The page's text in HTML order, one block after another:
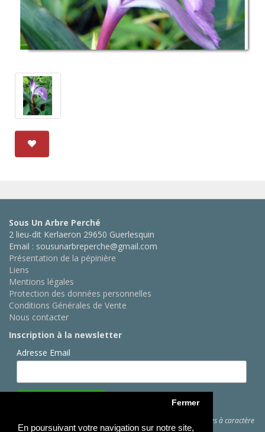
En poursuivant votre navigation sur notre site,
Fermer
Sous Un Arbre Perché
2 lieu-dit Kerlaeron 29650 Guerlesquin
Email : sousunarbreperche@gmail.com
Présentation de la pépinière
Liens
Mentions légales
Protection des données personnelles
Conditions Générales de Vente
Nous contacter
Inscription à la newsletter
Adresse Email
pour des informations sur les traitements de données à caractère